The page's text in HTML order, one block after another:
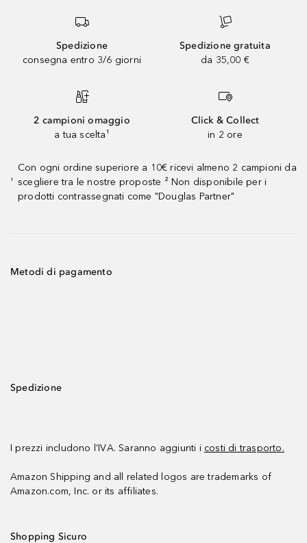
Spedizione
consegna entro 3/6 giorni
Spedizione gratuita
da 35,00 €
2 campioni omaggio
a tua scelta¹
Click & Collect
in 2 ore
¹
Con ogni ordine superiore a 10€ ricevi almeno 2 campioni da
scegliere tra le nostre proposte ² Non disponibile per i
prodotti contrassegnati come "Douglas Partner"
Metodi di pagamento
Spedizione
I prezzi includono l’IVA. Saranno aggiunti i costi di trasporto.
Amazon Shipping and all related logos are trademarks of
Amazon.com, Inc. or its affiliates.
Shopping Sicuro